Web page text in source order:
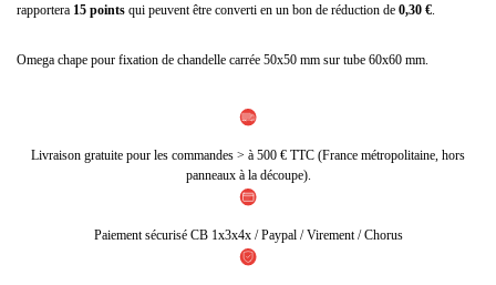
rapportera 15 points qui peuvent être converti en un bon de réduction de 0,30 €
Omega chape pour fixation de chandelle carrée 50x50 mm sur tube 60x60 mm.
Livraison gratuite pour les commandes > à 500 € TTC (France métropolitaine, hors
panneaux à la découpe).
Paiement sécurisé CB 1x3x4x / Paypal / Virement / Chorus